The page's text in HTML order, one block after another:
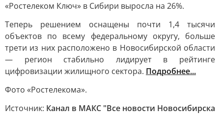
«Ростелеком Ключ» в Сибири выросла на 26%.
Теперь решением оснащены почти 1,4 тысячи
объектов по всему федеральному округу, больше
трети из них расположено в Новосибирской области
— регион стабильно лидирует в рейтинге
цифровизации жилищного сектора. Подробнее...
Фото «Ростелекома».
Источник: Канал в МАКС "Все новости Новосибирска